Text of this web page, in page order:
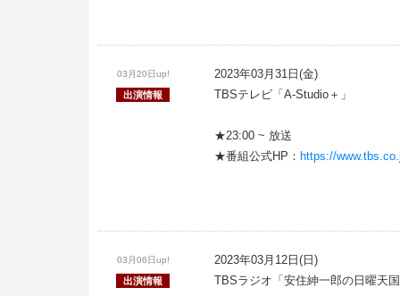
03月20日up!
出演情報
2023年03月31日(金)
TBSテレビ「A-Studio＋」
★23:00 ~ 放送
★番組公式HP： https://
03月06日up!
出演情報
2023年03月12日(日)
TBSラジオ「安住紳一郎の日曜天